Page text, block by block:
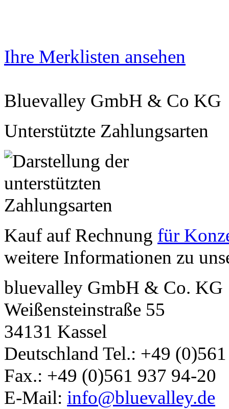
Ihre Merklisten ansehen
Bluevalley GmbH & Co KG
Unterstützte Zahlungsarten
Kauf auf Rechnung für
weitere Informationen zu
bluevalley GmbH & Co. KG
Weißensteinstraße 55
34131 Kassel
Deutschland Tel.: +49
Fax.: +49 (0)561 937 94-20
E-Mail: info@bluevalley.de